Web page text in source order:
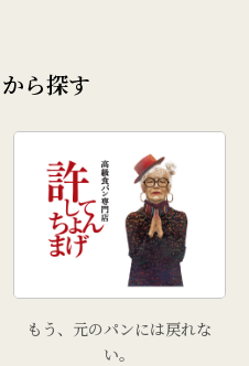
ら探す
もう、元のパンには戻れな
い。